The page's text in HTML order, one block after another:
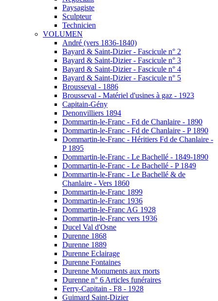
Paysagiste
Sculpteur
Technicien
VOLUMEN
André (vers 1836-1840)
Bayard & Saint-Dizier - Fascicule n° 2
Bayard & Saint-Dizier - Fascicule n° 3
Bayard & Saint-Dizier - Fascicule n° 4
Bayard & Saint-Dizier - Fascicule n° 5
Brousseval - 1886
Brousseval - Matériel d'usines à gaz - 1923
Capitain-Gény
Denonvilliers 1894
Dommartin-le-Franc - Fd de Chanlaire - 1890
Dommartin-le-Franc - Fd de Chanlaire - P 1890
Dommartin-le-Franc - Héritiers Fd de Chanlaire -
P 1895
Dommartin-le-Franc - Le Bachellé - 1849-1890
Dommartin-le-Franc - Le Bachellé - P 1849
Dommartin-le-Franc - Le Bachellé & de
Chanlaire - Vers 1860
Dommartin-le-Franc 1899
Dommartin-le-Franc 1936
Dommartin-le-Franc AG 1928
Dommartin-le-Franc vers 1936
Ducel Val d'Osne
Durenne 1868
Durenne 1889
Durenne Eclairage
Durenne Fontaines
Durenne Monuments aux morts
Durenne n° 6 Articles funéraires
Ferry-Capitain - F8 - 1928
Guimard Saint-Dizier